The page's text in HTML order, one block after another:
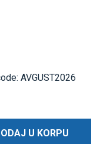
AVGUST2026
U KORPU